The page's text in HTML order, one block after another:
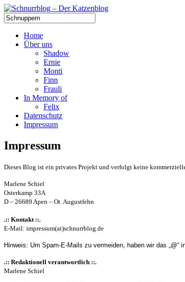
Home
Über uns
Shadow
Ernie
Monti
Finn
Frauli
In Memory of
Felix
Datenschutz
Impressum
Impressum
Dieses Blog ist ein privates Projekt und verfolgt keine
Marlene Schiel
Osterkamp 33A
D – 26689 Apen – Ot. Augustfehn
.:: Kontakt ::.
E-Mail: impressum(at)schnurrblog.de
Hinweis: Um Spam-E-Mails zu vermeiden, haben wir das
.:: Redaktionell verantwortlich ::.
Marlene Schiel